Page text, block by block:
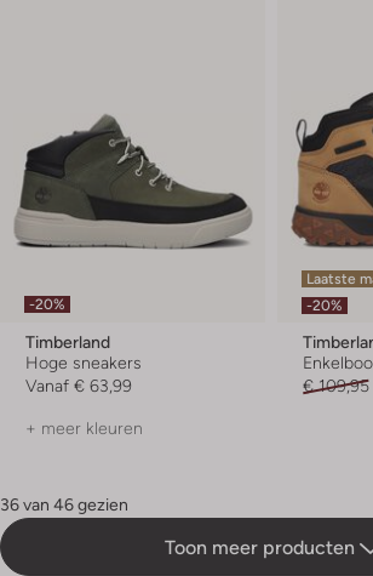
-20%
Timberland
Hoge sneakers
Vanaf € 63,99
+ meer kleuren
Laatste
-20%
€ 109,95
36 van 46 gezien
Toon meer producten